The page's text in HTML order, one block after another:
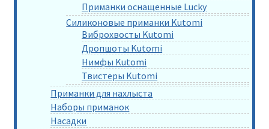
Приманки оснащенные Lucky
Силиконовые приманки Kutomi
Виброхвосты Kutomi
Дропшоты Kutomi
Нимфы Kutomi
Твистеры Kutomi
Приманки для нахлыста
Наборы приманок
Насадки